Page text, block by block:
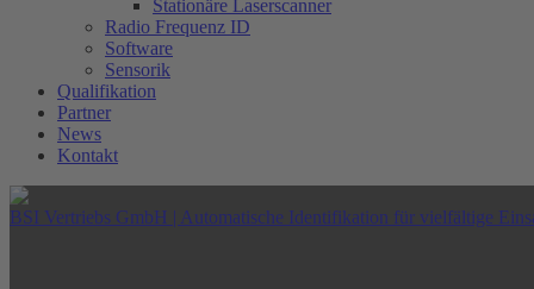
Stationäre Laserscanner
Radio Frequenz ID
Software
Sensorik
Qualifikation
Partner
News
Kontakt
BSI Vertriebs GmbH | Automatische Identifikation für vielfältige